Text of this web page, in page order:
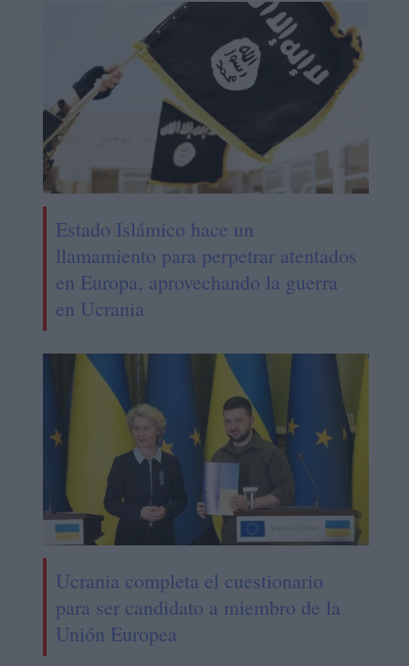
Estado Islámico hace un
llamamiento para perpetrar atentados
en Europa, aprovechando la guerra
en Ucrania
Ucrania completa el cuestionario
para ser candidato a miembro de la
Unión Europea